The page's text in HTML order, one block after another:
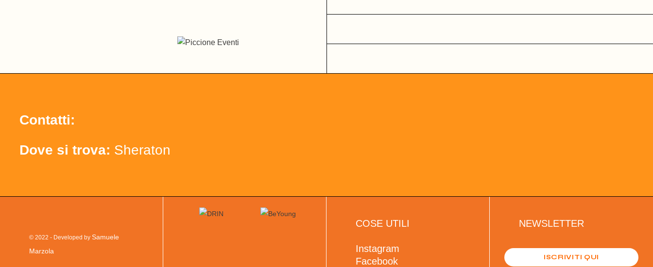
Contatti:
Dove si trova: Sheraton
© 2022 - Developed by Samuele
Marzola
COSE UTILI
Instagram
Facebook
NEWSLETTER
ISCRIVITI QUI